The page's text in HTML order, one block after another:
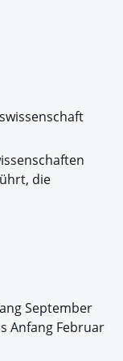
die
September
Anfang Februar